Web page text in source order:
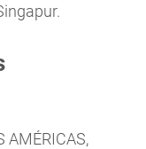
AMÉRICAS,